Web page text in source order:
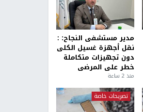
مدير مستشفى النجاح: :
نقل أجهزة غسيل الكلى
دون تجهيزات متكاملة
خطر على المرضى
منذ 2 ساعة
تصريحات خاصة